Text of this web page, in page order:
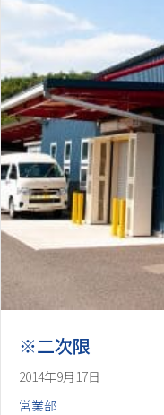
※二次限
2014年9月17日
営業部